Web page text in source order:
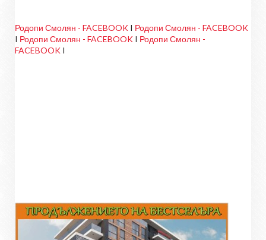
Родопи Смолян - FACEBOOK I Родопи Смолян - FACEBOOK
I Родопи Смолян - FACEBOOK I Родопи Смолян -
FACEBOOK I